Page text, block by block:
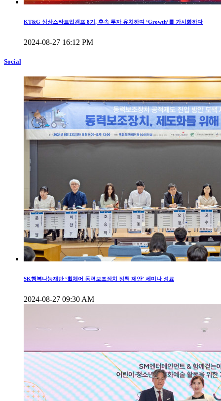
KT&G 상상스타트업캠프 8기, 후속 투자 유치하며 ‘Growth’를 가시화하다
2024-08-27 16:12 PM
Social
SK행복나눔재단 ‘휠체어 동력보조장치 정책 제안’ 세미나 성료
2024-08-27 09:30 AM